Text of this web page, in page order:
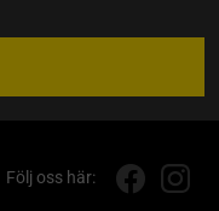
Följ oss här: